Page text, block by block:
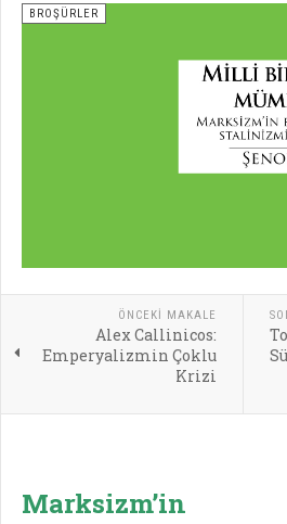
BROŞÜRLER
ÖNCEKI MAKALE
Alex Callinicos:
Emperyalizmin Çoklu
Krizi
Marksizm’in